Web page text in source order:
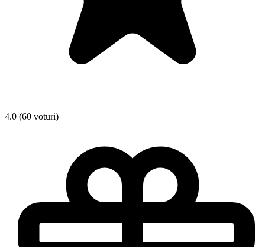
4.0 (60 voturi)